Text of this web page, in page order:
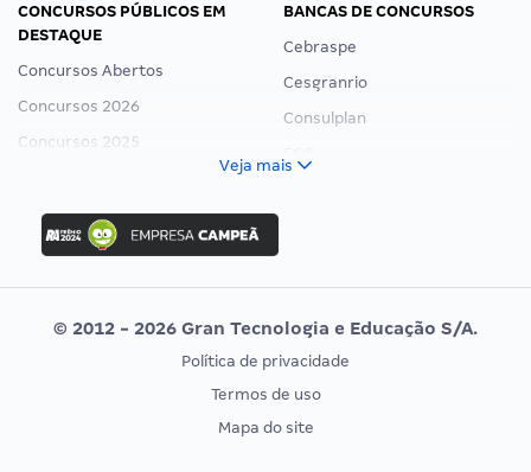
CONCURSOS PÚBLICOS EM
DESTAQUE
Concursos Abertos
Concursos 2026
Concursos 2025
Concurso Ibama
Concurso MPU
Editais publicados
BANCAS DE CONCURSOS
Cebraspe
Cesgranrio
Consulplan
Vunesp
CONCURSOS POR PROFISSÃO
EXAME DE ORDEM
Veja mais
© 2012 - 2026 Gran Tecnologia e Educação S/A.
Política de privacidade
Termos de uso
Mapa do site